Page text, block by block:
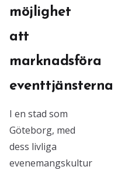
möjlighet
att
marknadsföra
eventtjänsterna
I en stad som
Göteborg, med
dess livliga
evenemangskultur